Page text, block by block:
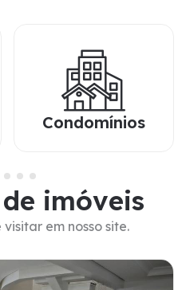
Condomínios
de imóveis
em nosso site.